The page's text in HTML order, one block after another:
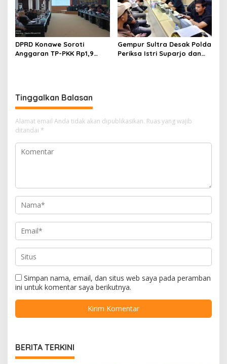
DPRD Konawe Soroti
Anggaran TP-PKK Rp1,9
Gempur Sultra Desak Polda
Periksa Istri Suparjo dan
Tinggalkan Balasan
Alamat email Anda tidak akan dipublikasikan. Ruas yang wajib
ditandai *
Simpan nama, email, dan situs web saya pada peramban
ini untuk komentar saya berikutnya.
BERITA TERKINI